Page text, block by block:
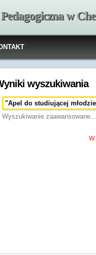
w
wyszukiwania
Wyszukiwanie zaawansowane...
W